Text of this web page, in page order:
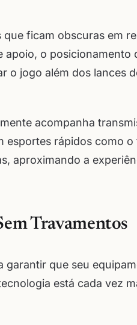
ficam obscuras em
apoio, o
o jogo além dos lances
acompanha
esportes rápidos como o
aproximando a
Travamentos
garantir que seu
está cada vez